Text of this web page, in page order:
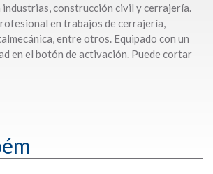
construcción civil y cerrajería.
en trabajos de cerrajería,
entre otros. Equipado con un
en el botón de activación. Puede cortar